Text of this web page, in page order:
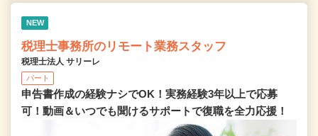
NEW
税理士事務所のリモート業務スタッフ
税理士法人 サリーレ
パート
申告書作成の経験ナシでOK！実務経験3年以上で応募
可！動画＆いつでも聞けるサポートで復職を全⼒応援！